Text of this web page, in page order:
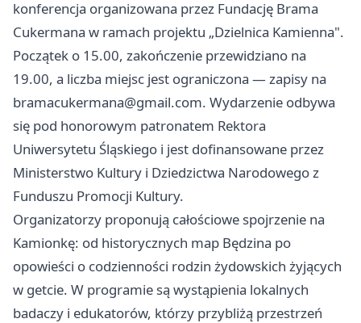
konferencja organizowana przez Fundację Brama
Cukermana w ramach projektu „Dzielnica Kamienna".
Początek o 15.00, zakończenie przewidziano na
19.00, a liczba miejsc jest ograniczona — zapisy na
bramacukermana@gmail.com. Wydarzenie odbywa
się pod honorowym patronatem Rektora
Uniwersytetu Śląskiego i jest dofinansowane przez
Ministerstwo Kultury i Dziedzictwa Narodowego z
Funduszu Promocji Kultury.
Organizatorzy proponują całościowe spojrzenie na
Kamionkę: od historycznych map Będzina po
opowieści o codzienności rodzin żydowskich żyjących
w getcie. W programie są wystąpienia lokalnych
badaczy i edukatorów, którzy przybliżą przestrzeń